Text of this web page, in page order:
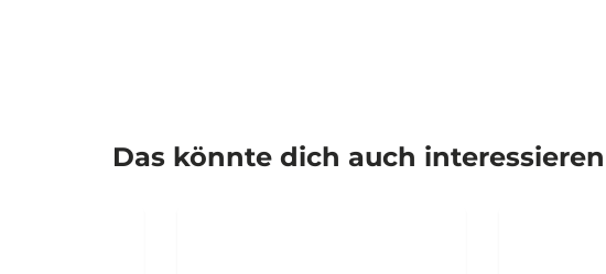
Das könnte dich auch interessieren